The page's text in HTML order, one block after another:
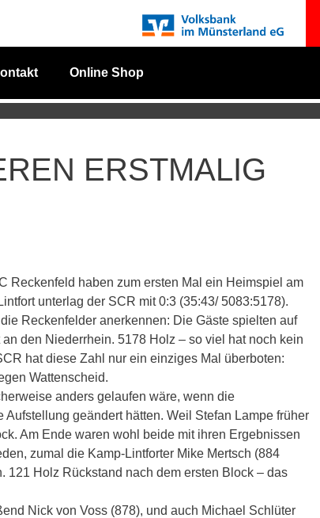
Online Shop
ERSTMALIG
Reckenfeld haben zum ersten Mal ein Heimspiel am
unterlag der SCR mit 0:3 (35:43/ 5083:5178).
Reckenfelder anerkennen: Die Gäste spielten auf
den Niederrhein. 5178 Holz – so viel hat noch kein
hat diese Zahl nur ein einziges Mal überboten:
Wattenscheid.
anders gelaufen wäre, wenn die
geändert hätten. Weil Stefan Lampe früher
Am Ende waren wohl beide mit ihren Ergebnissen
zumal die Kamp-Lintforter Mike Mertsch (884
121 Holz Rückstand nach dem ersten Block – das
Nick von Voss (878), und auch Michael Schlüter